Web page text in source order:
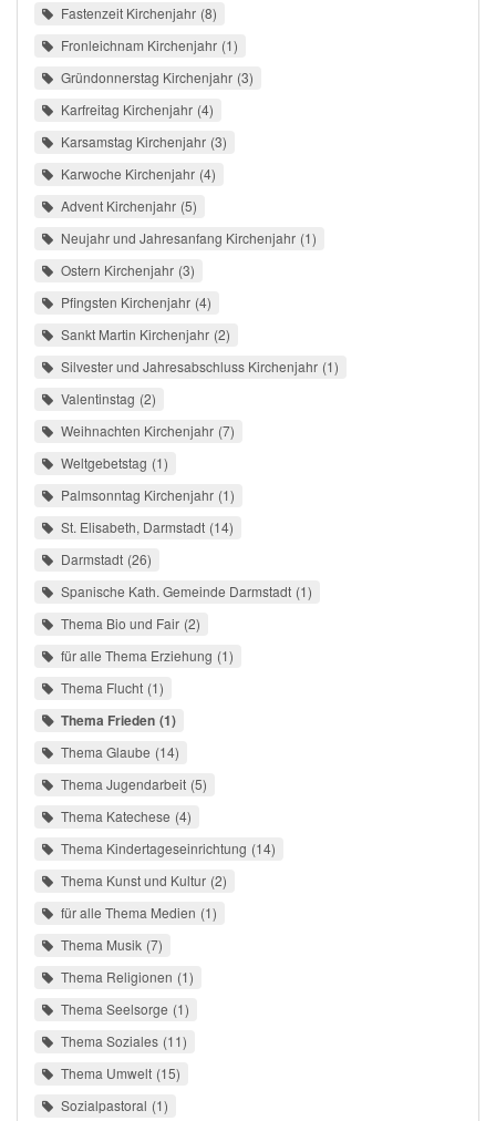
Fastenzeit Kirchenjahr 8
Fronleichnam Kirchenjahr 1
Gründonnerstag Kirchenjahr 3
Karfreitag Kirchenjahr 4
Karsamstag Kirchenjahr 3
Karwoche Kirchenjahr 4
Advent Kirchenjahr 5
Neujahr und Jahresanfang Kirchenjahr 1
Ostern Kirchenjahr 3
Pfingsten Kirchenjahr 4
Sankt Martin Kirchenjahr 2
Silvester und Jahresabschluss Kirchenjahr 1
Valentinstag 2
Weihnachten Kirchenjahr 7
Weltgebetstag 1
Palmsonntag Kirchenjahr 1
St. Elisabeth, Darmstadt 14
Darmstadt 26
Spanische Kath. Gemeinde Darmstadt 1
Thema Bio und Fair 2
für alle Thema Erziehung 1
Thema Flucht 1
Thema Frieden 1
Thema Glaube 14
Thema Jugendarbeit 5
Thema Katechese 4
Thema Kindertageseinrichtung 14
Thema Kunst und Kultur 2
für alle Thema Medien 1
Thema Musik 7
Thema Religionen 1
Thema Seelsorge 1
Thema Soziales 11
Thema Umwelt 15
Sozialpastoral 1